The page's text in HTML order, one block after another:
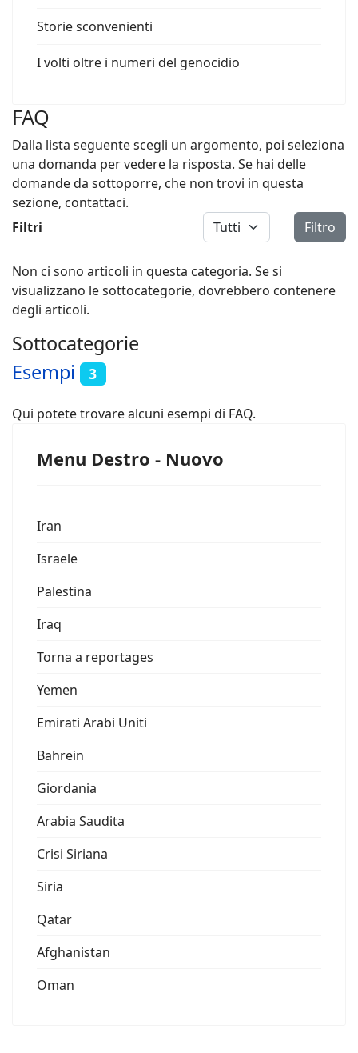
Storie sconvenienti
I volti oltre i numeri del genocidio
FAQ
Dalla lista seguente scegli un argomento, poi seleziona
una domanda per vedere la risposta. Se hai delle
domande da sottoporre, che non trovi in questa
sezione, contattaci.
Filtri
Visualizza # Filtro
Non ci sono articoli in questa categoria. Se si
visualizzano le sottocategorie, dovrebbero contenere
degli articoli.
Sottocategorie
Esempi
3
Qui potete trovare alcuni esempi di FAQ.
Menu Destro - Nuovo
Iran
Israele
Palestina
Iraq
Torna a reportages
Yemen
Emirati Arabi Uniti
Bahrein
Giordania
Arabia Saudita
Crisi Siriana
Siria
Qatar
Afghanistan
Oman